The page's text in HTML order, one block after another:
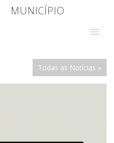
MUNICÍPIO
Todas as Notícias »